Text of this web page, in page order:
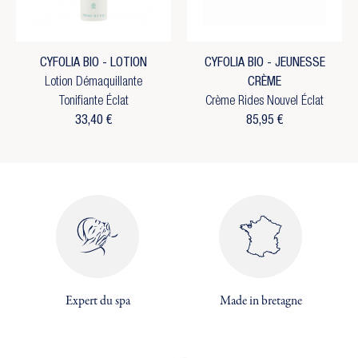
Créer une liste d'envies
CYFOLIA BIO - LOTION
Lotion Démaquillante
Tonifiante Éclat
33,40 €
CYFOLIA BIO - JEUNESSE
CRÈME
Crème Rides Nouvel Éclat
85,95 €
Expert du spa Made in bretagne